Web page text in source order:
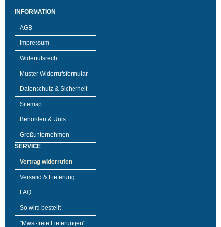
INFORMATION
AGB
Impressum
Widerrufsrecht
Muster-Widerrufsformular
Datenschutz & Sicherheit
Sitemap
Behörden & Unis
Großunternehmen
SERVICE
Vertrag widerrufen
Versand & Lieferung
FAQ
So wird bestellt
"Mwst-freie Lieferungen"